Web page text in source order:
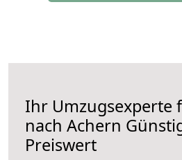
Ihr Umzugsexperte
nach Achern
Preiswert